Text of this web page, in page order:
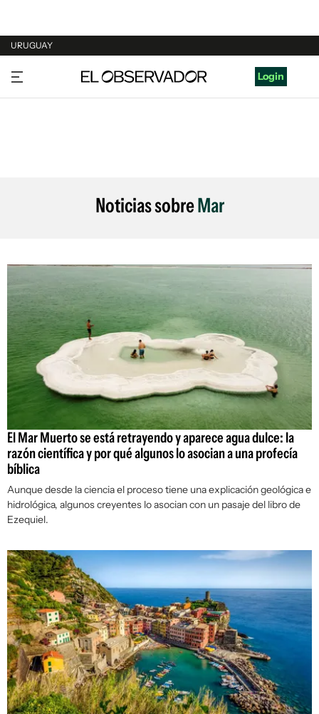
URUGUAY
URUGUAY
ARGENTINA
Login
Noticias sobreMar
El Mar Muerto se está retrayendo y aparece agua dulce: la
razón científica y por qué algunos lo asocian a una profecía
bíblica
Aunque desde la ciencia el proceso tiene una explicación geológica e
hidrológica, algunos creyentes lo asocian con un pasaje del libro de
Ezequiel.